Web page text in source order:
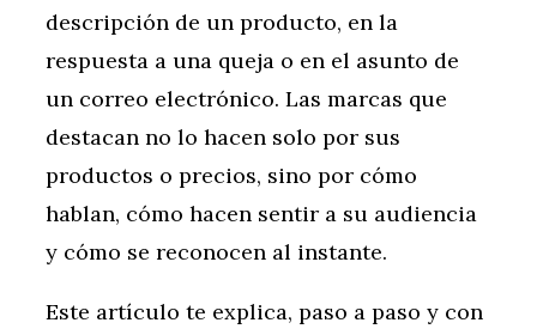
descripción de un producto, en la
respuesta a una queja o en el asunto de
un correo electrónico. Las marcas que
destacan no lo hacen solo por sus
productos o precios, sino por cómo
hablan, cómo hacen sentir a su audiencia
y cómo se reconocen al instante.
Este artículo te explica, paso a paso y con